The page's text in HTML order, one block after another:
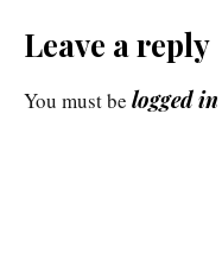
Leave a reply
You must be logged in